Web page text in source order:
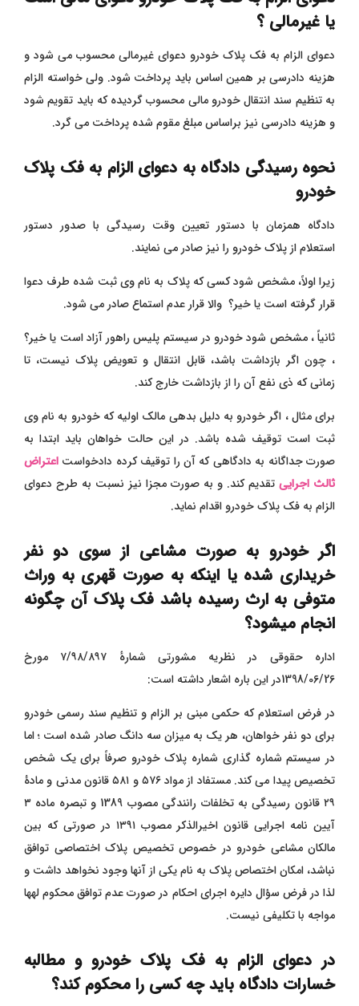
یا غیرمالی ؟
دعوای الزام به فک پلاک خودرو دعوای غیرمالی محسوب می شود و
هزینه دادرسی بر همین اساس باید پرداخت شود. ولی خواسته الزام
به تنظیم سند انتقال خودرو مالی محسوب گردیده که باید تقویم شود
و هزینه دادرسی نیز براساس مبلغ مقوم شده پرداخت می گرد.
نحوه رسیدگی دادگاه به دعوای الزام به فک پلاک
خودرو
دادگاه همزمان با دستور تعیین وقت رسیدگی با صدور دستور
استعلام از پلاک خودرو را نیز صادر می نمایند.
زیرا اولاً، مشخص شود کسی که پلاک به نام وی ثبت شده طرف دعوا
قرار گرفته است یا خیر؟ والا قرار عدم استماع صادر می شود.
ثانیاً ، مشخص شود خودرو در سیستم پلیس راهور آزاد است یا خیر؟
، چون اگر بازداشت باشد، قابل انتقال و تعویض پلاک نیست، تا
زمانی که ذی نفع آن را از بازداشت خارج کند.
برای مثال ، اگر خودرو به دلیل بدهی مالک اولیه که خودرو به نام وی
ثبت است توقیف شده باشد. در این حالت خواهان باید ابتدا به
صورت جداگانه به دادگاهی که آن را توقیف کرده دادخواست اعتراض
ثالث اجرایی تقدیم کند. و به صورت مجزا نیز نسبت به طرح دعوای
الزام به فک پلاک خودرو اقدام نماید.
اگر خودرو به صورت مشاعی از سوی دو نفر
خریداری شده یا اینکه به صورت قهری به وراث
متوفی به ارث رسیده باشد فک پلاک آن چگونه
انجام میشود؟
اداره حقوقی در نظریه مشورتی شمارهٔ ۷/۹۸/۸۹۷ مورخ
1398/06/26در این باره اشعار داشته است:
در فرض استعلام که حکمی مبنی بر الزام و تنظیم سند رسمی خودرو
برای دو نفر خواهان، هر یک به میزان سه دانگ صادر شده است ؛ اما
در سیستم شماره گذاری شماره پلاک خودرو صرفاً برای یک شخص
تخصیص پیدا می کند. مستفاد از مواد ۵۷۶ و ۵۸۱ قانون مدنی و مادۀ
۲۹ قانون رسیدگی به تخلفات رانندگی مصوب 1389 و تبصره ماده ۳
آیین نامه اجرایی قانون اخیرالذکر مصوب ۱۳۹۱ در صورتی که بین
مالکان مشاعی خودرو در خصوص تخصیص پلاک اختصاصی توافق
نباشد، امکان اختصاص پلاک به نام یکی از آنها وجود نخواهد داشت و
لذا در فرض سؤال دایره اجرای احکام در صورت عدم توافق محکوم لهها
مواجه با تکلیفی نیست.
در دعوای الزام به فک پلاک خودرو و مطالبه
خسارات دادگاه باید چه کسی را محکوم کند؟